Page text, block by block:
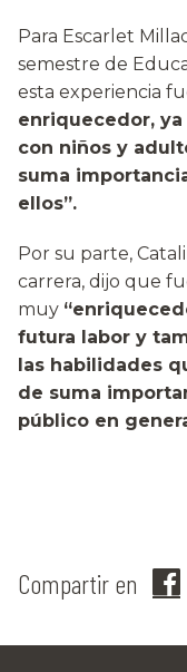
Para Escarlet
semestre de
esta experiencia
enriquecedor,
con niños y
suma
ellos”.
Por su parte,
carrera, dijo que
muy
futura labor y
las habilidades
de suma
público en
Compartir en